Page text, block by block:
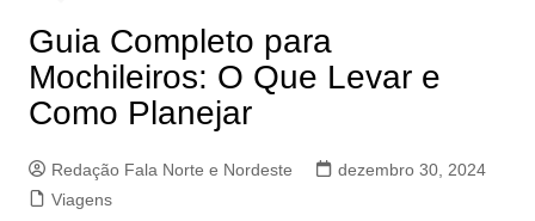
Guia Completo para
Mochileiros: O Que Levar e
Como Planejar
Redação Fala Norte e Nordeste
dezembro 30, 2024
Viagens